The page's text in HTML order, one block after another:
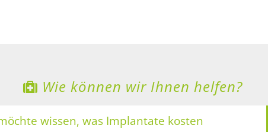
Wie können wir Ihnen helfen?
wissen, was Implantate kosten